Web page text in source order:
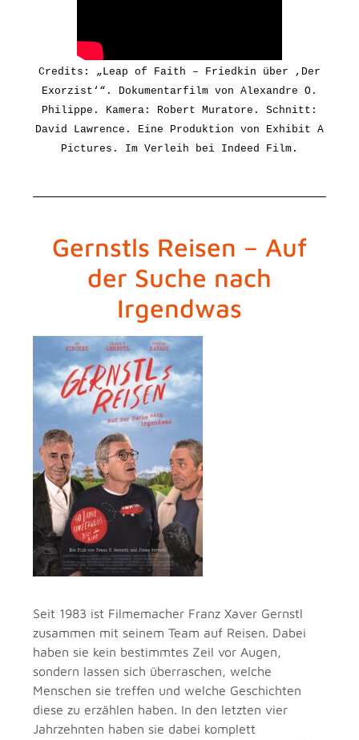
Credits: „Leap of Faith – Friedkin über ,Der
Exorzist‘“. Dokumentarfilm von Alexandre O.
Philippe. Kamera: Robert Muratore. Schnitt:
David Lawrence. Eine Produktion von Exhibit A
Pictures. Im Verleih bei Indeed Film.
Gernstls Reisen – Auf
der Suche nach
Irgendwas
Seit 1983 ist Filmemacher Franz Xaver Gernstl
zusammen mit seinem Team auf Reisen. Dabei
haben sie kein bestimmtes Zeil vor Augen,
sondern lassen sich überraschen, welche
Menschen sie treffen und welche Geschichten
diese zu erzählen haben. In den letzten vier
Jahrzehnten haben sie dabei komplett